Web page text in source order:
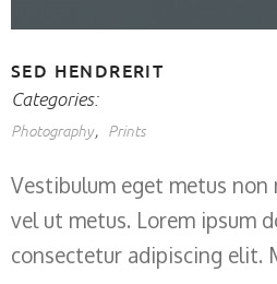
SED HENDRERIT
Categories:
Photography Prints
Vestibulum eget metus
vel ut metus. Lorem ipsum
consectetur adipiscing elit.